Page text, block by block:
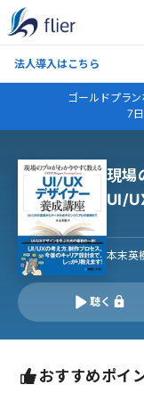
法人導入はこちら
ゴールドプラ
7
現場
UI/
本末英
聴く
おすすめポイ